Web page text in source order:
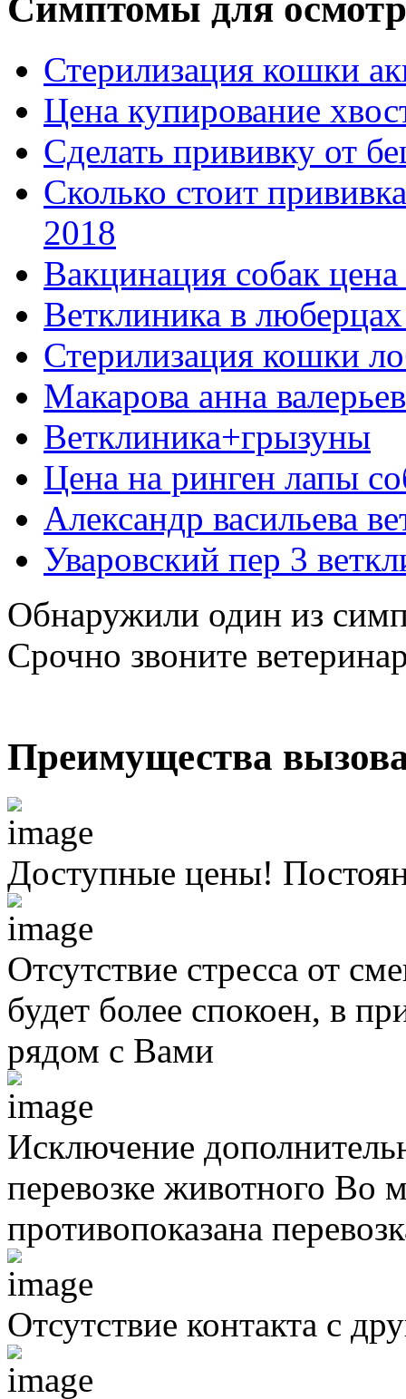
Симптомы для
Стерилизация кошки
Цена купирование
Сделать прививку от
Сколько стоит
2018
Вакцинация собак цена
Ветклиника в
Стерилизация кошки
Макарова анна
Ветклиника+грызуны
Цена на ринген лапы
Александр васильева
Уваровский пер 3
Обнаружили один из
Срочно звоните
Преимущества
Доступные цены!
Отсутствие стресса от
будет более спокоен, в
рядом с Вами
Исключение
перевозке животного Во
противопоказана
Отсутствие контакта с